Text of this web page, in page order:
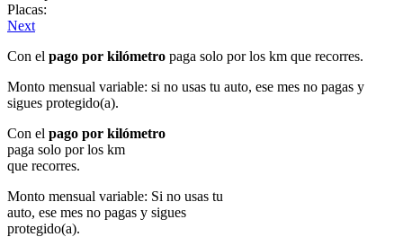
Placas:
Next
Con el pago por kilómetro paga solo por los km que recorres.
Monto mensual variable: si no usas tu auto, ese mes no pagas y
sigues protegido(a).
Con el pago por kilómetro
paga solo por los km
que recorres.
Monto mensual variable: Si no usas tu
auto, ese mes no pagas y sigues
protegido(a).